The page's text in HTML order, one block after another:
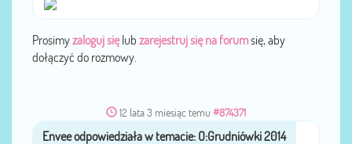
Prosimyzaloguj sięlub zarejestruj się na forumsię, aby
dołączyć do rozmowy.
12 lata 3 miesiąc temu #874371
przezEnvee